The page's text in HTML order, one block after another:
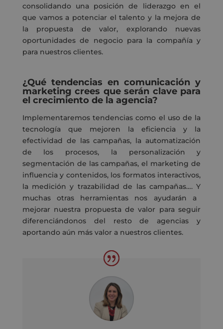
consolidando una posición de liderazgo en el
que vamos a potenciar el talento y la mejora de
la propuesta de valor, explorando nuevas
oportunidades de negocio para la compañía y
para nuestros clientes.
¿Qué tendencias en comunicación y
marketing crees que serán clave para
el crecimiento de la agencia?
Implementaremos tendencias como el uso de la
tecnología que mejoren la eficiencia y la
efectividad de las campañas, la automatización
de los procesos, la personalización y
segmentación de las campañas, el marketing de
influencia y contenidos, los formatos interactivos,
la medición y trazabilidad de las campañas….Y
muchas otras herramientas nos ayudarán a
mejorar nuestra propuesta de valor para seguir
diferenciándonos del resto de agencias y
aportando aún más valor a nuestros clientes.